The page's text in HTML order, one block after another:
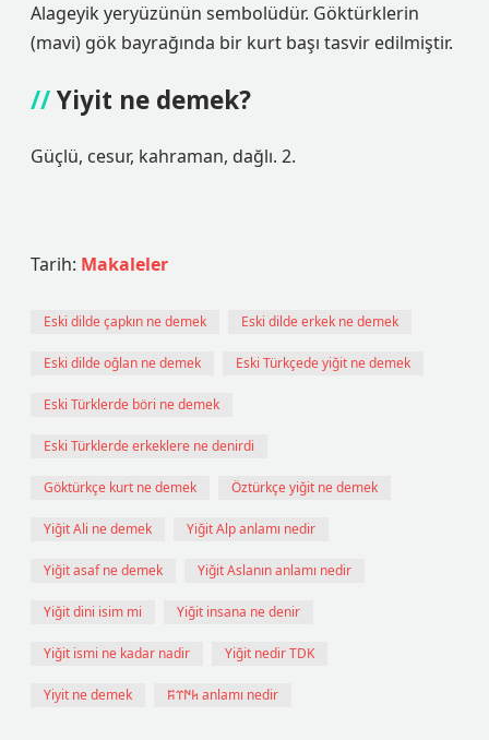
Alageyik yeryüzünün sembolüdür. Göktürklerin
(mavi) gök bayrağında bir kurt başı tasvir edilmiştir.
Yiyit ne demek?
Güçlü, cesur, kahraman, dağlı. 2.
Tarih: Makaleler
Eski dilde çapkın ne demek Eski dilde erkek ne demek
Eski dilde oğlan ne demek Eski Türkçede yiğit ne demek
Eski Türklerde böri ne demek
Eski Türklerde erkeklere ne denirdi
Göktürkçe kurt ne demek Öztürkçe yiğit ne demek
Yiğit Ali ne demek Yiğit Alp anlamı nedir
Yiğit asaf ne demek Yiğit Aslanın anlamı nedir
Yiğit dini isim mi Yiğit insana ne denir
Yiğit ismi ne kadar nadir Yiğit nedir TDK
Yiyit ne demek 𐱅𐰇𐰼𐰰 anlamı nedir